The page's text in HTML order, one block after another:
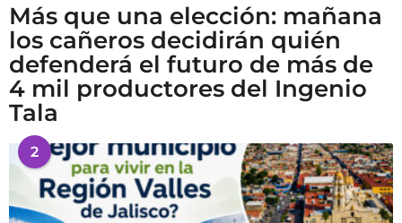
Más que una elección: mañana
los cañeros decidirán quién
defenderá el futuro de más de
4 mil productores del Ingenio
Tala
2